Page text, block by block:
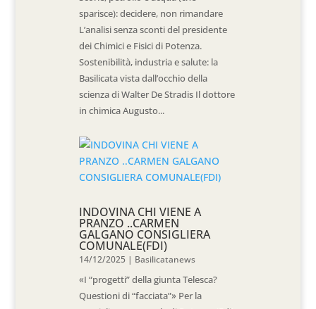
sparisce): decidere, non rimandare
L’analisi senza sconti del presidente
dei Chimici e Fisici di Potenza.
Sostenibilità, industria e salute: la
Basilicata vista dall’occhio della
scienza di Walter De Stradis Il dottore
in chimica Augusto...
INDOVINA CHI VIENE A
PRANZO ..CARMEN
GALGANO CONSIGLIERA
COMUNALE(FDI)
14/12/2025 | Basilicatanews
«I “progetti” della giunta Telesca?
Questioni di “facciata”» Per la